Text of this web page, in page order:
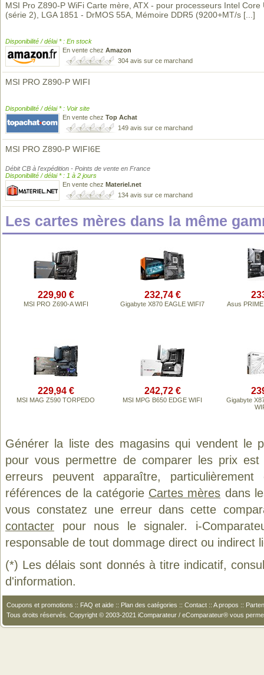
MSI Pro Z890-P WiFi Carte mère, ATX - pour processeurs Intel Core
(série 2), LGA 1851 - DrMOS 55A, Mémoire DDR5 (9200+MT/s [...]
Disponibilité / délai * : En stock
En vente chez Amazon
304 avis sur ce marchand
MSI PRO Z890-P WIFI
Disponibilité / délai * : Voir site
En vente chez Top Achat
149 avis sur ce marchand
MSI PRO Z890-P WIFI6E
Débit CB à l'expédition - Points de vente en France
Disponibilité / délai * : 1 à 2 jours
En vente chez Materiel.net
134 avis sur ce marchand
Les cartes mères dans la même
229,90 €
MSI PRO Z690-A WIFI
232,74 €
Gigabyte X870 EAGLE WIFI7 Asus
229,94 €
MSI MAG Z590 TORPEDO
242,72 €
MSI MPG B650 EDGE WIFI
Gigabyte
Générer la liste des magasins qui vendent le
pour vous permettre de comparer les prix
erreurs peuvent apparaître,
références de la catégorie Cartes mères dans
vous constatez une erreur dans cette
contacter pour nous le signaler. i-
responsable de tout dommage direct ou indirect
(*) Les délais sont donnés à titre indicatif,
d'information.
Coupons et promotions :: FAQ et aide :: Plan des catégories :: Contact :: A propos ::
Tous droits réservés. Copyright © 2003-2021 iComparateur / eComparateur® vous